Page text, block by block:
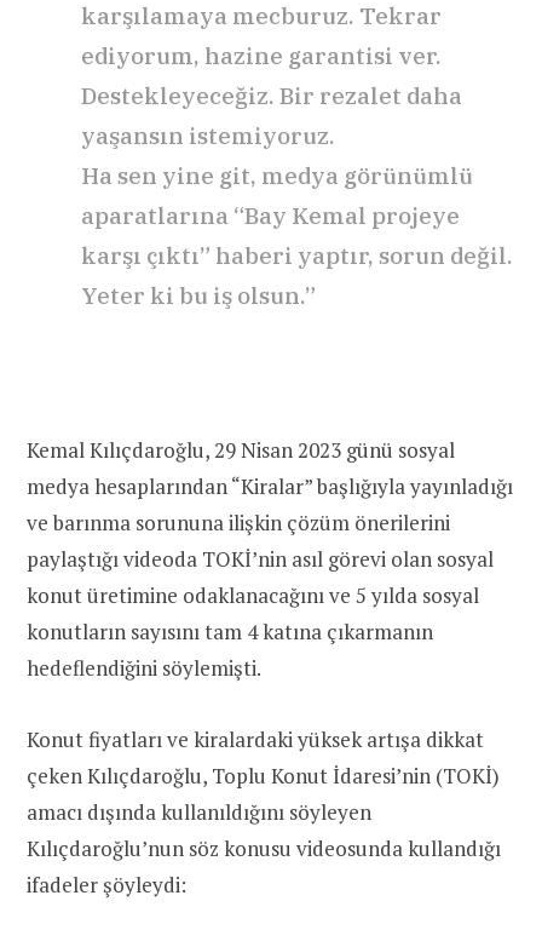
karşılamaya mecburuz. Tekrar
ediyorum, hazine garantisi ver.
Destekleyeceğiz. Bir rezalet daha
yaşansın istemiyoruz.
Ha sen yine git, medya görünümlü
aparatlarına “Bay Kemal projeye
karşı çıktı” haberi yaptır, sorun değil.
Yeter ki bu iş olsun.”
Kemal Kılıçdaroğlu, 29 Nisan 2023 günü sosyal
medya hesaplarından “Kiralar” başlığıyla yayınladığı
ve barınma sorununa ilişkin çözüm önerilerini
paylaştığı videoda TOKİ’nin asıl görevi olan sosyal
konut üretimine odaklanacağını ve 5 yılda sosyal
konutların sayısını tam 4 katına çıkarmanın
hedeflendiğini söylemişti.
Konut fiyatları ve kiralardaki yüksek artışa dikkat
çeken Kılıçdaroğlu, Toplu Konut İdaresi’nin (TOKİ)
amacı dışında kullanıldığını söyleyen
Kılıçdaroğlu’nun söz konusu videosunda kullandığı
ifadeler şöyleydi: